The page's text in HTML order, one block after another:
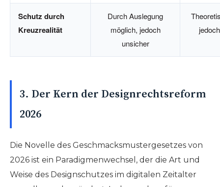
Schutz durch
Kreuzrealität
Durch Auslegung
möglich, jedoch
unsicher
3. Der Kern der Designrechtsreform
2026
Die Novelle des Geschmacksmustergesetzes von
2026 ist ein Paradigmenwechsel, der die Art und
Weise des Designschutzes im digitalen Zeitalter